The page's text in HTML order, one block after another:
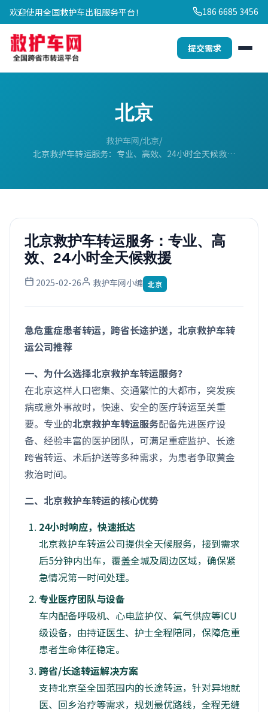
欢迎使用全国救护车出租服务平台！ 186 6685 3456
提交需求
北京
救护车网 北京
北京救护车转运服务：专业、高效、24小时全天候救…
北京救护车转运服务：专业、高
效、24小时全天候救援
2025-02-26 救护车网小编 北京
急危重症患者转运，跨省长途护送，北京救护车转
运公司推荐
一、为什么选择北京救护车转运服务？
在北京这样人口密集、交通繁忙的大都市，突发疾
病或意外事故时，快速、安全的医疗转运至关重
要。专业的北京救护车转运服务配备先进医疗设
备、经验丰富的医护团队，可满足重症监护、长途
跨省转运、术后护送等多种需求，为患者争取黄金
救治时间。
二、北京救护车转运的核心优势
24小时响应，快速抵达
北京救护车转运公司提供全天候服务，接到需求
后5分钟内出车，覆盖全城及周边区域，确保紧
急情况第一时间处理。
专业医疗团队与设备
车内配备呼吸机、心电监护仪、氧气供应等ICU
级设备，由持证医生、护士全程陪同，保障危重
患者生命体征稳定。
跨省/长途转运解决方案
支持北京至全国范围内的长途转运，针对异地就
医、回乡治疗等需求，规划最优路线，全程无缝